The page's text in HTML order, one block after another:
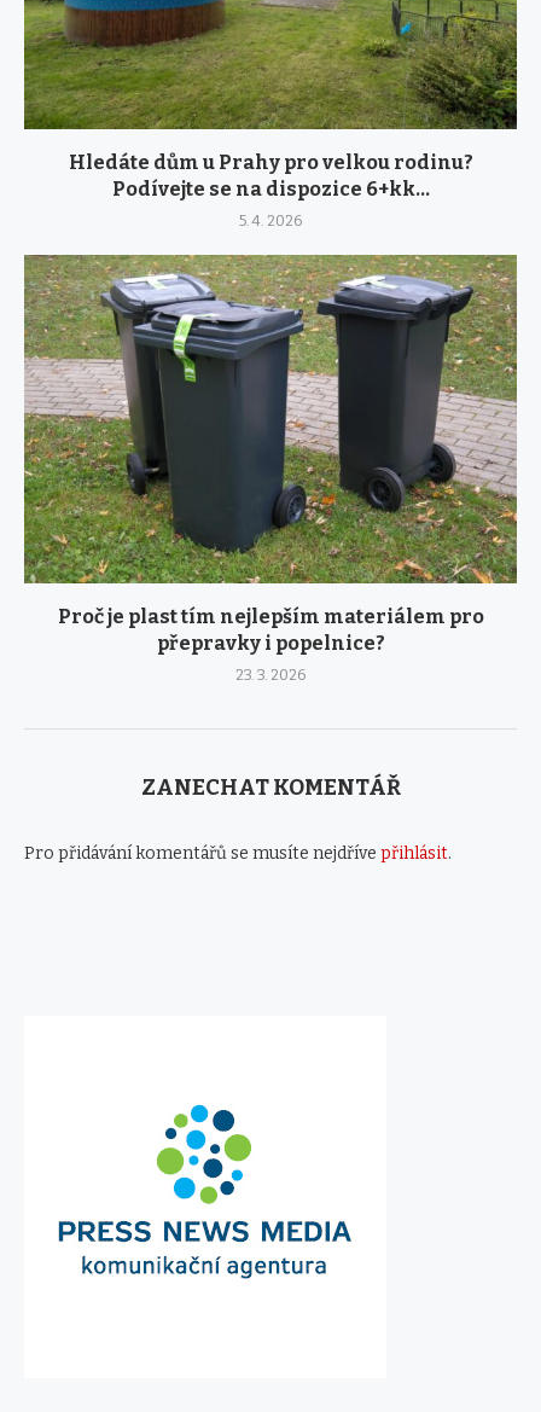
Hledáte dům u Prahy pro velkou rodinu?
Podívejte se na dispozice 6+kk...
5. 4. 2026
Proč je plast tím nejlepším materiálem pro
přepravky i popelnice?
23. 3. 2026
ZANECHAT KOMENTÁŘ
Pro přidávání komentářů se musíte nejdříve přihlásit.